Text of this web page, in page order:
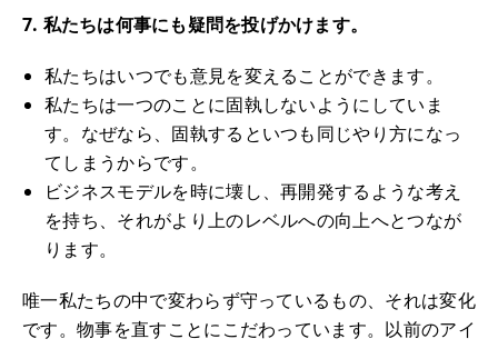
7. 私たちは何事にも疑問を投げかけます。
私たちはいつでも意見を変えることができます。
私たちは一つのことに固執しないようにしていま
す。なぜなら、固執するといつも同じやり方になっ
てしまうからです。
ビジネスモデルを時に壊し、再開発するような考え
を持ち、それがより上のレベルへの向上へとつなが
ります。
唯一私たちの中で変わらず守っているもの、それは変化
です。物事を直すことにこだわっています。以前のアイ